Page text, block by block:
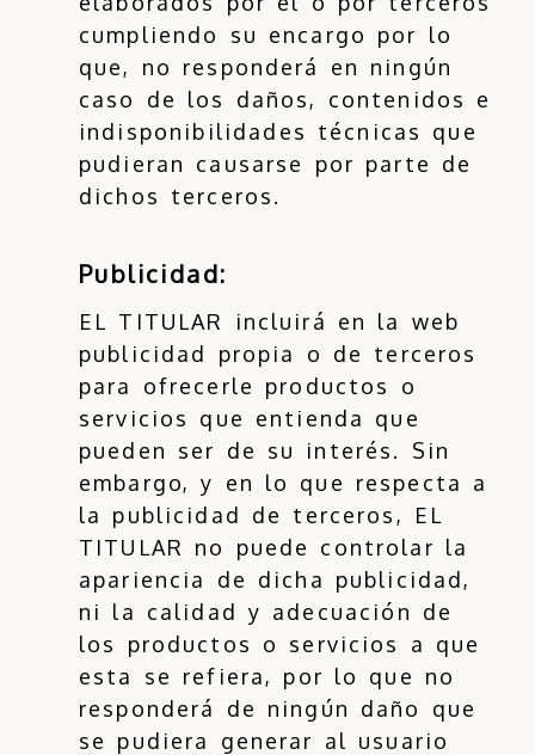
cumpliendo su encargo por lo
que, no responderá en ningún
caso de los daños, contenidos e
indisponibilidades técnicas que
pudieran causarse por parte de
dichos terceros.
Publicidad:
EL TITULAR incluirá en la web
publicidad propia o de terceros
para ofrecerle productos o
servicios que entienda que
pueden ser de su interés. Sin
embargo, y en lo que respecta a
la publicidad de terceros, EL
TITULAR no puede controlar la
apariencia de dicha publicidad,
ni la calidad y adecuación de
los productos o servicios a que
esta se refiera, por lo que no
responderá de ningún daño que
se pudiera generar al usuario